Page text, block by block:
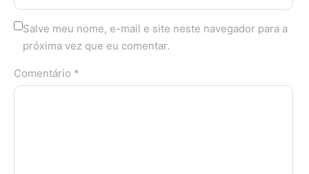
Salve meu nome, e-mail e site neste navegador para a
próxima vez que eu comentar.
Comentário *